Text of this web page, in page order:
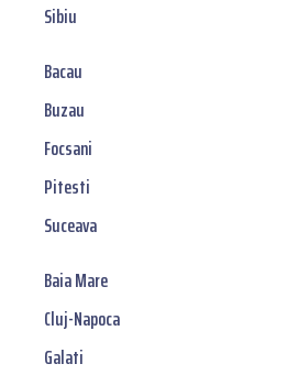
Sibiu
Bacau
Buzau
Focsani
Pitesti
Suceava
Baia Mare
Cluj-Napoca
Galati